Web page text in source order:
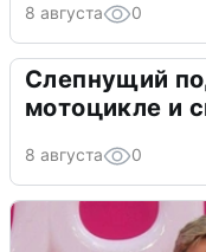
8 августа 0
Слепнущий
мотоцикле и
8 августа 0